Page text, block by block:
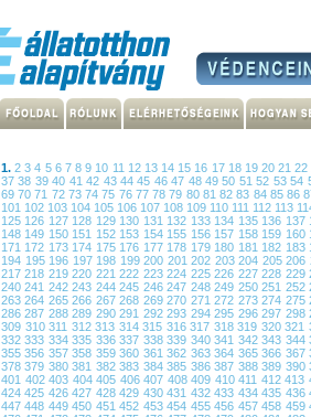
1. 234 5 6 789 10 11 12 13 14 15 16 17 18 19 202122
3738 3940 4142 43 4445 4647 484950 5152 5354
697071 72 737475 76 777879 80 818283 84 85 86
101 102 103 104 105 106 107 108 109 110 111 112 113
125 126 127 128 129 130 131 132 133 134 135 136 137
148 149 150 151 152 153 154 155 156 157 158 159 160
171 172 173 174 175 176 177 178 179 180 181 182 183
194 195 196 197 198 199 200 201 202 203 204 205 206
217218 219220 221222 223224 225226 227228 229
240241 242243 244245 246247 248249 250251 252
263264 265266 267268 269270 271272 273274 275
286287 288289 290291 292293 294295 296297 298
309 310 311 312 313 314 315 316 317 318 319 320 321
332333 334335 336337 338339 340341 342343 344
355356 357358 359360 361362 363364 365366 367
378379 380381 382383 384385 386387 388389 390
401 402 403 404 405 406 407 408 409 410 411 412 413
424425 426427 428429 430431 432433 434435 436
447448 449450 451452 453454 455456 457458 459